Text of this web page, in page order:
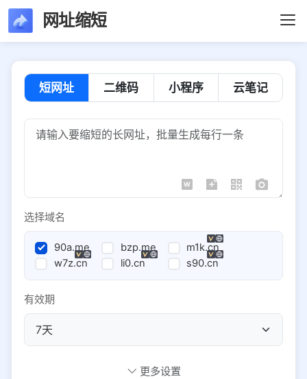
网址缩短
短网址 二维码 小程序 云笔记
选择域名
90a.me bzp.me
m1k.cn
w7z.cn
li0.cn s90.cn
有效期
更多设置